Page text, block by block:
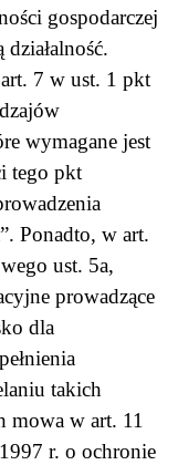
gospodarczej
7 w ust. 1 pkt
wymagane jest
tego pkt
Ponadto, w art.
ust. 5a,
prowadzące
dla
takich
mowa w art. 11
r. o ochronie